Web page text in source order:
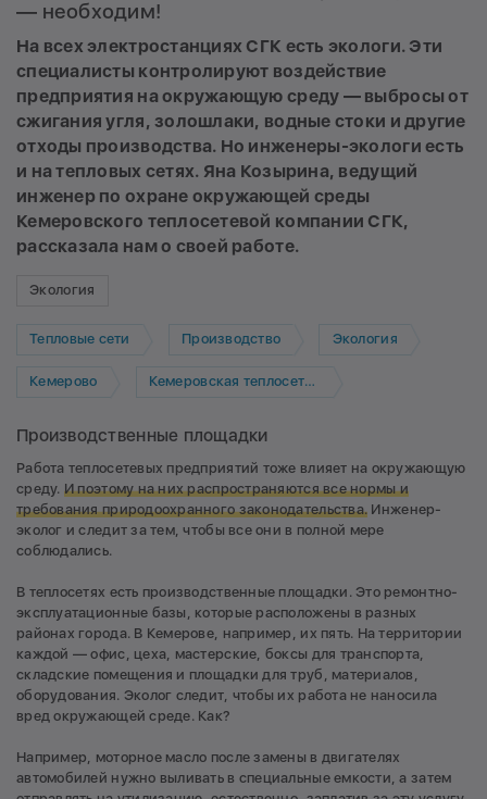
— необходим!
На всех электростанциях СГК есть экологи. Эти
специалисты контролируют воздействие
предприятия на окружающую среду — выбросы от
сжигания угля, золошлаки, водные стоки и другие
отходы производства. Но инженеры-экологи есть
и на тепловых сетях. Яна Козырина, ведущий
инженер по охране окружающей среды
Кемеровского теплосетевой компании СГК,
рассказала нам о своей работе.
Экология
Тепловые сети Производство Экология
Кемерово Кемеровская теплосетевая компания
Производственные площадки
Работа теплосетевых предприятий тоже влияет на окружающую
среду. И поэтому на них распространяются все нормы и
требования природоохранного законодательства. Инженер-
эколог и следит за тем, чтобы все они в полной мере
соблюдались.
В теплосетях есть производственные площадки. Это ремонтно-
эксплуатационные базы, которые расположены в разных
районах города. В Кемерове, например, их пять. На территории
каждой — офис, цеха, мастерские, боксы для транспорта,
складские помещения и площадки для труб, материалов,
оборудования. Эколог следит, чтобы их работа не наносила
вред окружающей среде. Как?
Например, моторное масло после замены в двигателях
автомобилей нужно выливать в специальные емкости, а затем